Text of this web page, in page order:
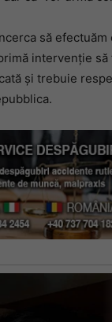
să
intervenție
și trebuie